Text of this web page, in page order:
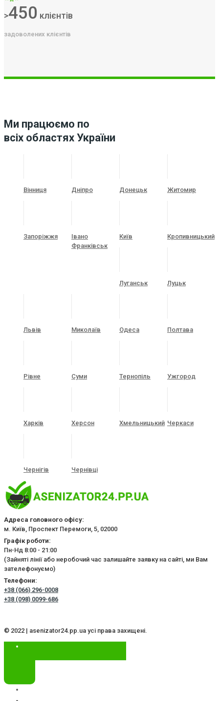
>450 клієнтів
задоволених клієнтів
Ми працюємо по
всіх областях України
Вінниця Дніпро Донецьк Житомир
Запоріжжя
Івано
Франківськ
Київ Кропивницький
Луганськ Луцьк
Львів Миколаїв Одеса Полтава
Рівне Суми Тернопіль Ужгород
Харків Херсон Хмельницький Черкаси
Чернігів Чернівці
Адреса головного офісу:
м. Київ, Проспект Перемоги, 5, 02000
Графік роботи:
Пн-Нд 8:00 - 21:00
(Зайняті лінії або неробочий час залишайте заявку на сайті, ми Вам
зателефонуємо)
Телефони:
+38 (066) 296-0008
+38 (098) 0099-686
© 2022 | asenizator24.pp.ua усі права захищені.